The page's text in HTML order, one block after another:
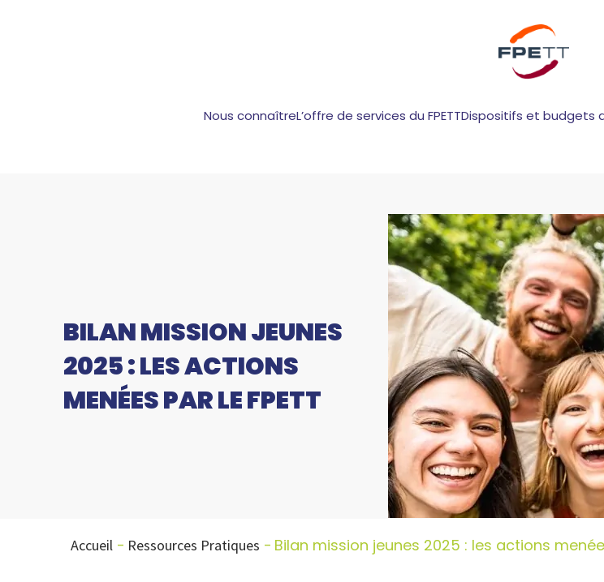
Nous connaîtreL’offre de services du FPETTDispositifs et budgets
BILAN MISSION JEUNES
2025 : LES ACTIONS
MENÉES PAR LE FPETT
Accueil Ressources Pratiques Bilan mission jeunes 2025 : les actions